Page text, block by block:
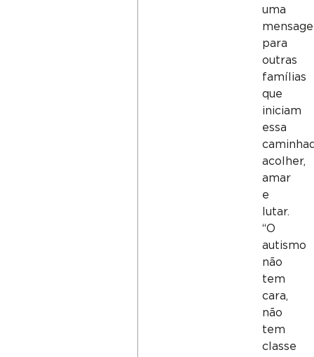
uma
para
outras
famílias
que
iniciam
essa
acolher,
amar
e
lutar.
“O
autismo
não
tem
cara,
não
tem
classe